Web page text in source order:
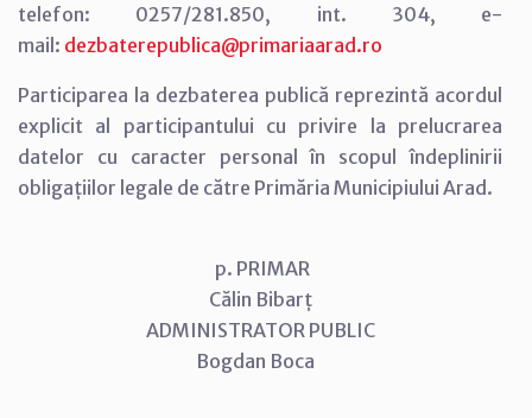
telefon: 0257/281.850, int. 304, e-
mail: dezbaterepublica@primariaarad.ro
Participarea la dezbaterea publică reprezintă acordul
explicit al participantului cu privire la prelucrarea
datelor cu caracter personal în scopul îndeplinirii
obligațiilor legale de către Primăria Municipiului Arad.
p. PRIMAR
Călin Bibarț
ADMINISTRATOR PUBLIC
Bogdan Boca